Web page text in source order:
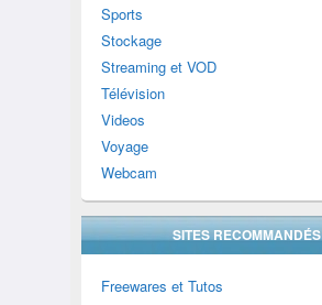
Sports
Stockage
Streaming et VOD
Télévision
Videos
Voyage
Webcam
SITES RECOMMANDÉS
Freewares et Tutos